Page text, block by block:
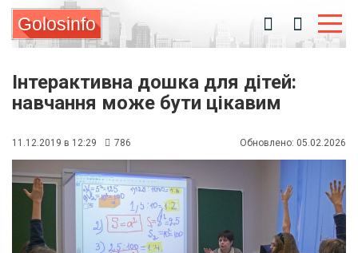
Golosinfo
Інтерактивна дошка для дітей:
навчання може бути цікавим
11.12.2019 в 12:29 786 Обновлено: 05.02.2026